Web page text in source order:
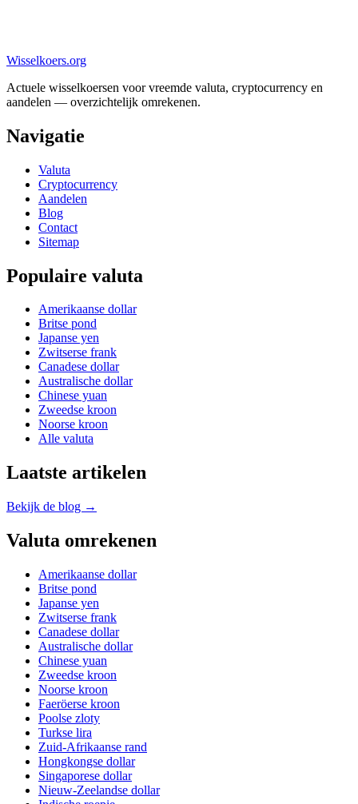
Wisselkoers.org
Actuele wisselkoersen voor vreemde valuta, cryptocurrency en
aandelen — overzichtelijk omrekenen.
Navigatie
Valuta
Cryptocurrency
Aandelen
Blog
Contact
Sitemap
Populaire valuta
Amerikaanse dollar
Britse pond
Japanse yen
Zwitserse frank
Canadese dollar
Australische dollar
Chinese yuan
Zweedse kroon
Noorse kroon
Alle valuta
Laatste artikelen
Bekijk de blog →
Valuta omrekenen
Amerikaanse dollar
Britse pond
Japanse yen
Zwitserse frank
Canadese dollar
Australische dollar
Chinese yuan
Zweedse kroon
Noorse kroon
Faeröerse kroon
Poolse zloty
Turkse lira
Zuid-Afrikaanse rand
Hongkongse dollar
Singaporese dollar
Nieuw-Zeelandse dollar